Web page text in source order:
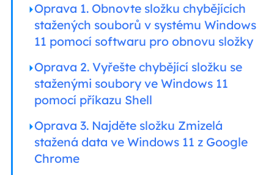
Oprava 1. Obnovte složku chybějících
stažených souborů v systému Windows
11 pomocí softwaru pro obnovu složky
Oprava 2. Vyřešte chybějící složku se
staženými soubory ve Windows 11
pomocí příkazu Shell
Oprava 3. Najděte složku Zmizelá
stažená data ve Windows 11 z Google
Chrome